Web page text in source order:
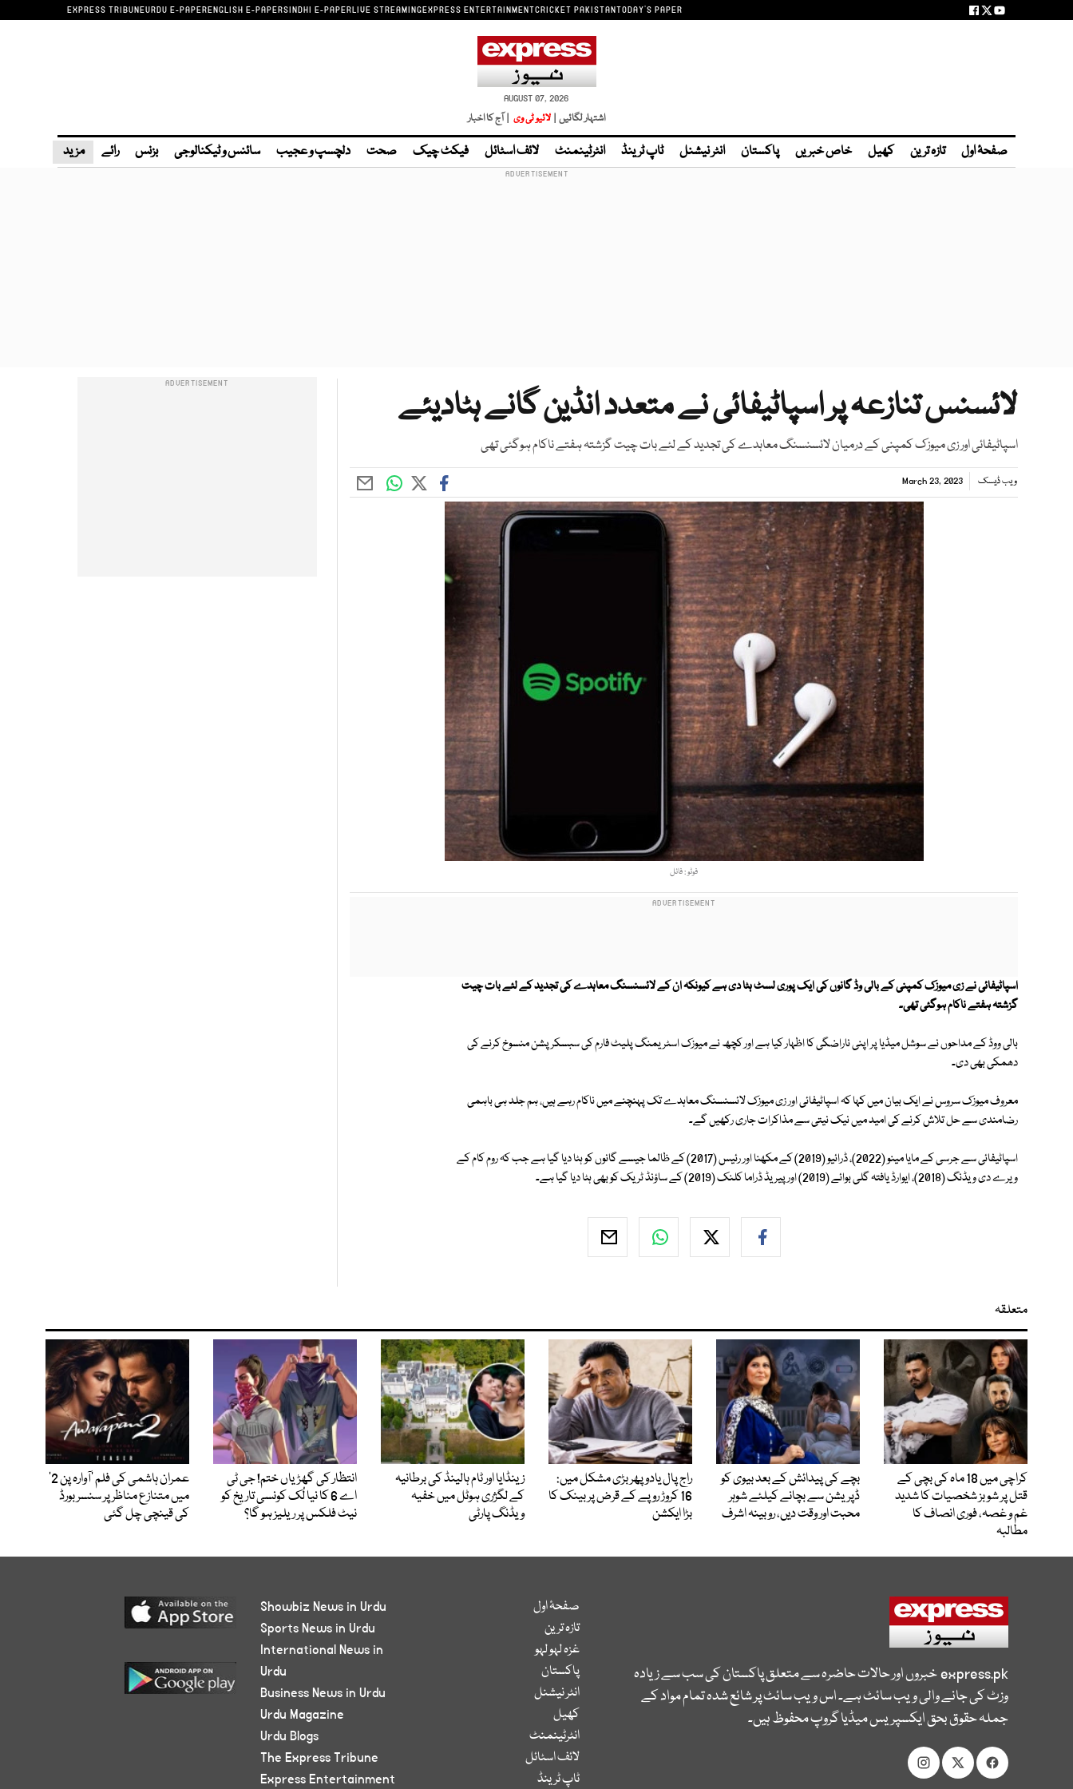
EXPRESS TRIBUNEURDU E-PAPERENGLISH E-PAPERSINDHI E-PAPERLIVE STREAMINGEXPRESS ENTERTAINMENTCRICKET PAKISTANTODAY'S PAPER
AUGUST 07, 2026
اشتہار لگائیں | لائیو ٹی وی | آج کا اخبار
صفحۂ اول تازہ ترین کھیل خاص خبریں پاکستان انٹر نیشنل ٹاپ ٹرینڈ انٹرٹینمنٹ لائف اسٹائل فیکٹ چیک صحت دلچسپ و عجیب سائنس و ٹیکنالوجی بزنس رائے مزید
لائسنس تنازعہ پر اسپاٹیفائی نے متعدد انڈین گانے ہٹادیئے
اسپاٹیفائی اور زی میوزک کمپنی کے درمیان لائسنسنگ معاہدے کی تجدید کے لئے بات چیت گزشتہ ہفتے ناکام ہوگئی تھی
ویب ڈیسک March 23, 2023
فوٹو : فائل
اسپاٹیفائی نے زی میوزک کمپنی کے بالی وڈ گانوں کی ایک پوری لسٹ ہٹا دی ہے کیونکہ ان کے لائسنسنگ معاہدے کی تجدید کے لئے بات چیت
گزشتہ ہفتے ناکام ہوگئی تھی۔
بالی ووڈ کے مداحوں نے سوشل میڈیا پر اپنی ناراضگی کا اظہار کیا ہے اور کچھ نے میوزک اسٹریمنگ پلیٹ فارم کی سبسکرپشن منسوخ کرنے کی
دھمکی بھی دی۔
معروف میوزک سروس نے ایک بیان میں کہا کہ اسپاٹیفائی اور زی میوزک لائسنسنگ معاہدے تک پہنچنے میں ناکام رہے ہیں، ہم جلد ہی باہمی
رضامندی سے حل تلاش کرنے کی امید میں نیک نیتی سے مذاکرات جاری رکھیں گے۔
اسپاٹیفائی سے جرسی کے مایا مینو (2022)، ڈرائیو (2019) کے مکھنا اور رئیس (2017) کے ظالما جیسے گانوں کو ہٹا دیا گیا ہے جب کہ روم کام کے
ویرے دی ویڈنگ (2018)، ایوارڈ یافتہ گلی بوائے (2019) اور پیریڈ ڈراما کلنک (2019) کے ساؤنڈ ٹریک کو بھی ہٹا دیا گیا ہے۔
متعلقہ
کراچی میں 18 ماہ کی بچی کے
قتل پر شوبز شخصیات کا شدید
غم و غصہ، فوری انصاف کا
مطالبہ
بچے کی پیدائش کے بعد بیوی کو
ڈپریشن سے بچانے کیلئے شوہر
محبت اور وقت دیں، روبینہ اشرف
راج پال یادو پھر بڑی مشکل میں:
16 کروڑ روپے کے قرض پر بینک کا
بڑا ایکشن
زینڈایا اور ٹام ہالینڈ کی برطانیہ
کے لگژری ہوٹل میں خفیہ
ویڈنگ پارٹی
انتظار کی گھڑیاں ختم! جی ٹی
اے 6 کا نیا لُک کونسی تاریخ کو
نیٹ فلکس پر ریلیز ہو گا؟
عمران ہاشمی کی فلم ’آوارہ پن 2‘
میں متنازع مناظر پر سنسر بورڈ
کی قینچی چل گئی
express.pkخبروں اور حالات حاضرہ سے متعلق پاکستان کی سب سے زیادہ
وزٹ کی جانے والی ویب سائٹ ہے۔ اس ویب سائٹ پر شائع شدہ تمام مواد کے
جملہ حقوق بحق ایکسپریس میڈیا گروپ محفوظ ہیں۔
صفحۂ اول
تازہ ترین
غزہ لہو لہو
پاکستان
انٹر نیشنل
کھیل
انٹرٹینمنٹ
لائف اسٹائل
ٹاپ ٹرینڈ
Showbiz News in Urdu
Sports News in Urdu
International News in
Urdu
Business News in Urdu
Urdu Magazine
Urdu Blogs
The Express Tribune
Express Entertainment